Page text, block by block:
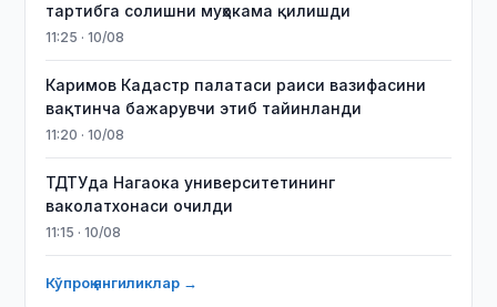
тартибга солишни муҳокама қилишди
11:25 · 10/08
Каримов Кадастр палатаси раиси вазифасини
вақтинча бажарувчи этиб тайинланди
11:20 · 10/08
ТДТУда Нагаока университетининг
ваколатхонаси очилди
11:15 · 10/08
Кўпроқ янгиликлар →